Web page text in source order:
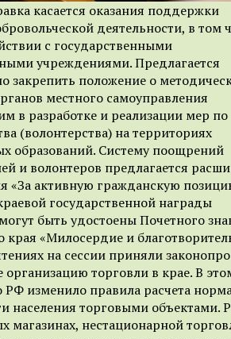
касается оказания поддержки
деятельности, в том
с государственными
учреждениями. Предлагается
закрепить положение о
местного самоуправления
в разработке и реализации мер
(волонтерства) на территориях
образований. Систему поощрений
и волонтеров предлагается
«За активную гражданскую
государственной награды
быть удостоены Почетного
края «Милосердие и
на сессии приняли
торговли в крае. В
РФ изменило правила расчета
населения торговыми объектами.
магазинах, нестационарной